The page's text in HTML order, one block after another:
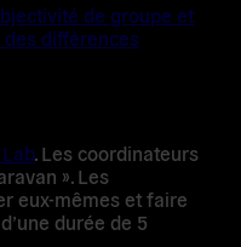
de groupe et
différences
. Les coordinateurs
». Les
eux-mêmes et faire
durée de 5